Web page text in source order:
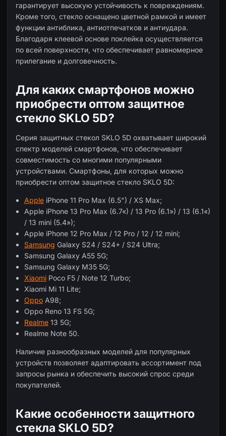
гарантирует высокую устойчивость к повреждениям.
Кроме того, стекло оснащено цветной рамкой и имеет
функции антиблика, антиотпечатков и антиудара.
Благодаря клеевой основе поклейка осуществляется
по всей поверхности, что обеспечивает равномерное
прилегание и долговечность.
Для каких смартфонов можно
приобрести оптом защитное
стекло SKLO 5D?
Серия защитных стекол SKLO 5D охватывает широкий
спектр моделей смартфонов, что обеспечивает
совместимость со многими популярными
устройствами. Смартфоны, для которых можно
приобрести оптом защитное стекло SKLO 5D:
AppleiPhone 11 Pro Max (6.5") / XS Max;
Apple iPhone 13 Pro Max (6.7«) / 13 Pro (6.1») / 13 (6.1«)
/ 13 mini (5.4»);
Apple iPhone 12 Pro Max / 12 Pro / 12 / 12 mini;
Samsung Galaxy S24 / S24+ / S24 Ultra;
Samsung Galaxy A55 5G;
Samsung Galaxy M35 5G;
XiaomiPoco F5 / Note 12 Turbo;
Xiaomi Mi 11 Lite;
OppoA98;
Oppo Reno 13 FS 5G;
Realme13 5G;
Realme Note 50.
Наличие разнообразных моделей для популярных
устройств позволяет адаптировать ассортимент под
запросы рынка и обеспечить высокий спрос среди
покупателей.
Какие особенности защитного
стекла SKLO 5D?